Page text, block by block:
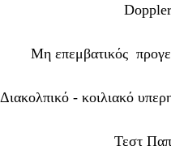
Μη επεμβατικός
Διακολπικό - κοιλιακό
Τεστ